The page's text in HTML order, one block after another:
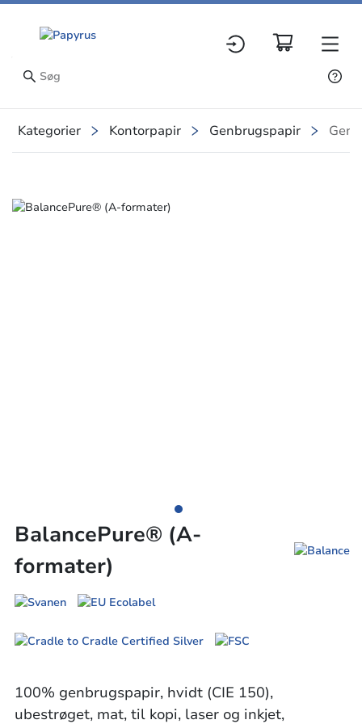
Kategorier Kontorpapir Genbrugspapir
Slide 1 of 1
BalancePure® (A-
formater)
100% genbrugspapir, hvidt (CIE 150),
ubestrøget, mat, til kopi, laser og inkjet,